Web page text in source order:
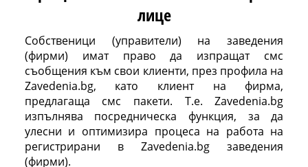
лице
Собственици (управители) на заведения
(фирми) имат право да изпращат смс
съобщения към свои клиенти, през профила на
Zavedenia.bg, като клиент на фирма,
предлагаща смс пакети. Т.е. Zavedenia.bg
изпълнява посредническа функция, за да
улесни и оптимизира процеса на работа на
регистрирани в Zavedenia.bg заведения
(фирми).